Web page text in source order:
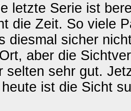
letzte Serie ist
die Zeit. So viele
diesmal sicher
aber die
selten sehr gut.
heute ist die Sicht